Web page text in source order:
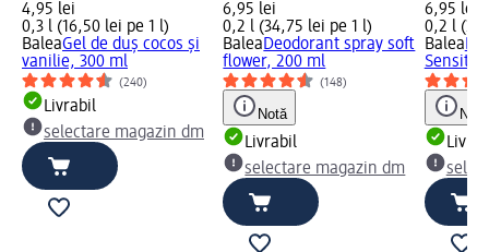
4,95 lei
0,3 l (16,50 lei pe 1 l)
BaleaGel de duș cocos și
vanilie, 300 ml
(240)
Livrabil
selectare magazin dm
6,95 lei
0,2 l (34,75 lei pe 1 l)
BaleaDeodorant spray soft
flower, 200 ml
(148)
Notă
Livrabil
selectare magazin dm
6,95 lei
0,2 l
Balea
Notă